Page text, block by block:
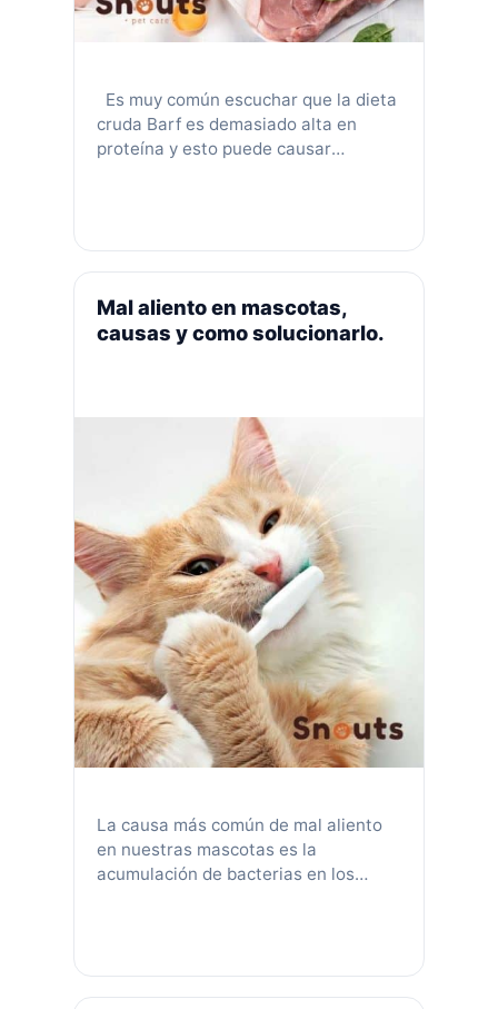
Es muy común escuchar que la dieta
cruda Barf es demasiado alta en
proteína y esto puede causar
algunos médicos veterinarios con
poco conocimiento en nutrición
canina o felina. ¿Es esto cierto, esto
significa que una dieta cruda …
Leer
más
Mal aliento en mascotas,
causas y como solucionarlo.
La causa más común de mal aliento
en nuestras mascotas es la
acumulación de bacterias en los
bacterias «malas» que producen
olores desagradables y causan mal